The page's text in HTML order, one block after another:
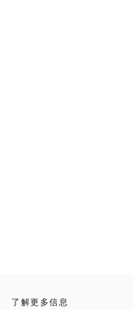
了解更多信息